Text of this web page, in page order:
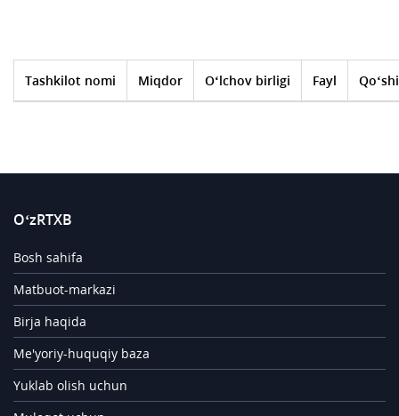
Tashkilot nomi Miqdor O‘lchov birligi Fayl
O‘zRTXB
Bosh sahifa
Matbuot-markazi
Birja haqida
Me'yoriy-huquqiy baza
Yuklab olish uchun